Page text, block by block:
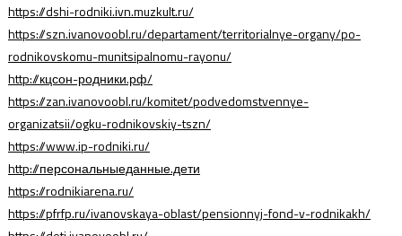
https://dshi-rodniki.ivn.muzkult.ru/
https://szn.ivanovoobl.ru/departament/territorialnye-organy/po-
rodnikovskomu-munitsipalnomu-rayonu/
http://кцсон-родники.рф/
https://zan.ivanovoobl.ru/komitet/podvedomstvennye-
organizatsii/ogku-rodnikovskiy-tszn/
https://www.ip-rodniki.ru/
http://персональныеданные.дети
https://rodnikiarena.ru/
https://pfrfp.ru/ivanovskaya-oblast/pensionnyj-fond-v-rodnikakh/